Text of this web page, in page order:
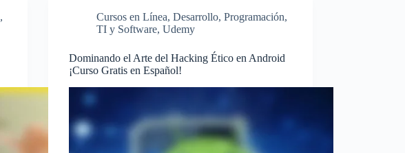
,
Cursos en Línea,Desarrollo,Programación,
TI y Software,Udemy
Dominando el Arte del Hacking Ético en Android
¡Curso Gratis en Español!